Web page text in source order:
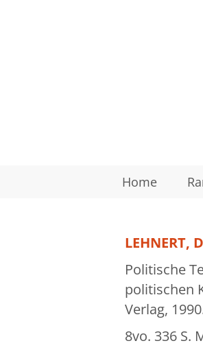
Home
LEHNERT,
Politische
politischen
Verlag,
8vo. 336 S.